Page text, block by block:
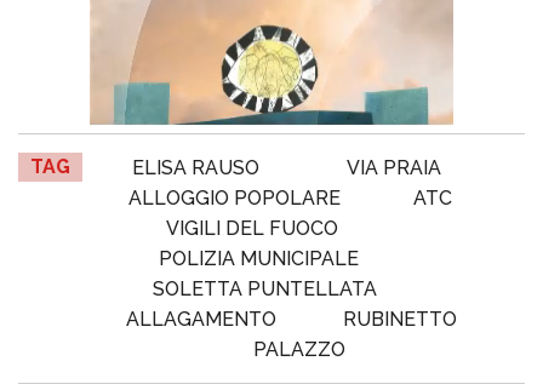
TAG ELISA RAUSO
VIA PRAIA
ALLOGGIO POPOLARE
ATC
VIGILI DEL FUOCO
POLIZIA MUNICIPALE
SOLETTA PUNTELLATA
ALLAGAMENTO
RUBINETTO
PALAZZO